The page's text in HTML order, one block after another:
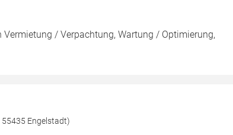
/ Verpachtung, Wartung / Optimierung,
55435 Engelstadt)